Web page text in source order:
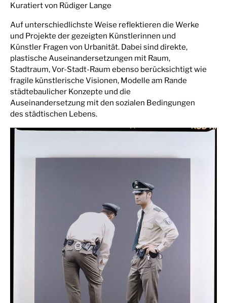
Kuratiert von Rüdiger Lange
Auf unterschiedlichste Weise reflektieren die Werke
und Projekte der gezeigten Künstlerinnen und
Künstler Fragen von Urbanität. Dabei sind direkte,
plastische Auseinandersetzungen mit Raum,
Stadtraum, Vor-Stadt-Raum ebenso berücksichtigt wie
fragile künstlerische Visionen, Modelle am Rande
städtebaulicher Konzepte und die
Auseinandersetzung mit den sozialen Bedingungen
des städtischen Lebens.